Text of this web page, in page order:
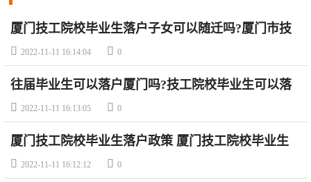
厦门技工院校毕业生落户子女可以随迁吗?厦门市技
工院校毕业生落户如何办理?
 2022-11-11 16:14:04  0
往届毕业生可以落户厦门吗?技工院校毕业生可以落
户厦门吗?
 2022-11-11 16:13:05  0
厦门技工院校毕业生落户政策 厦门技工院校毕业生
落户流程
 2022-11-11 16:12:12  0